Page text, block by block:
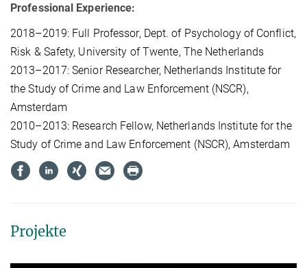
Pro­fes­sio­nal Ex­pe­ri­ence:
2018–2019: Full Pro­fes­sor, Dept. of Psy­cho­lo­gy of Con­flict,
Risk & Sa­fe­ty, Uni­ver­si­ty of Twen­te, The Net­her­lands
2013–2017: Se­ni­or Re­se­ar­cher, Net­her­lands In­sti­tu­te for
the Stu­dy of Cri­me and Law En­for­ce­ment (NS­CR),
Amsterdam
2010–2013: Re­se­arch Fel­low, Net­her­lands In­sti­tu­te for the
Stu­dy of Cri­me and Law En­for­ce­ment (NS­CR), Amsterdam
Projekte